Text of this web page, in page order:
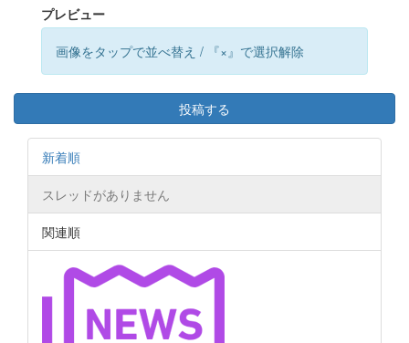
プレビュー
画像をタップで並べ替え / 『×』で選択解除
投稿する
新着順
スレッドがありません
関連順